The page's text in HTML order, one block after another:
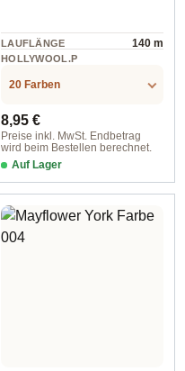
LAUFLÄNGE 140 m
HOLLYWOOL.P
.LABEL.MATERI
20 Farben
Regulärer Preis:
8,95 €
Preise inkl. MwSt. Endbetrag
wird beim Bestellen berechnet.
Auf Lager
Farbe 001 sahne